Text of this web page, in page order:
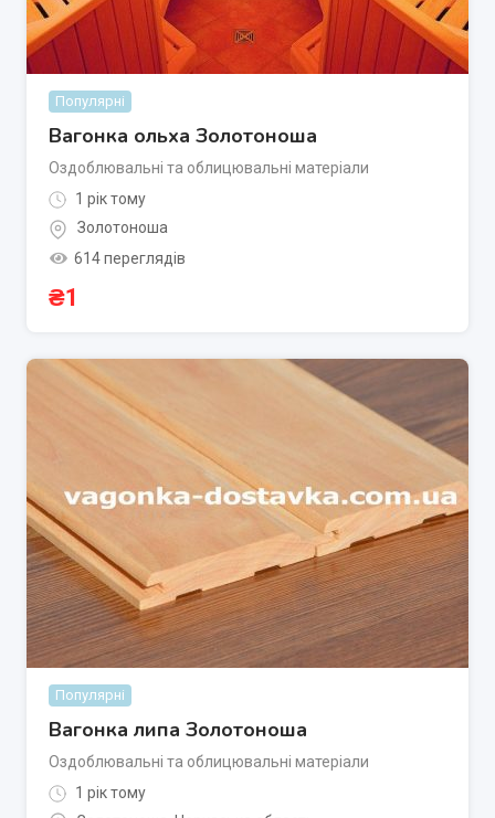
Популярні
Вагонка ольха Золотоноша
Оздоблювальні та облицювальні матеріали
1 рік тому
Золотоноша
614 переглядів
₴1
Популярні
Вагонка липа Золотоноша
Оздоблювальні та облицювальні матеріали
1 рік тому